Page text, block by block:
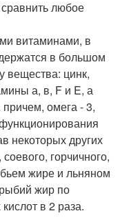
любое
витаминами, в
в большом
вещества: цинк,
а, в, F и E, а
омега - 3,
некоторых других
горчичного,
жире и льняном
жир по
в 2 раза.